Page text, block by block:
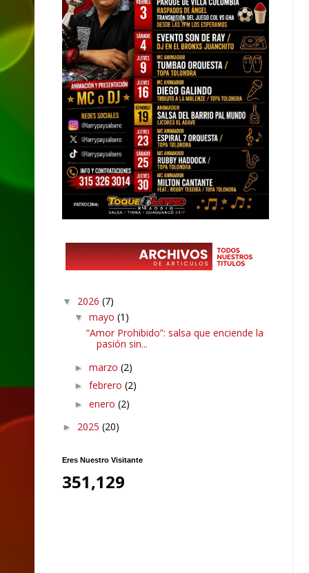
▼ 2026 (7)
▼ mayo (1)
“Amor Prohibido”: salsa que enciende la
pasión sin...
► marzo (2)
► febrero (2)
► enero (2)
► 2025 (20)
Eres Nuestro Visitante
351,129